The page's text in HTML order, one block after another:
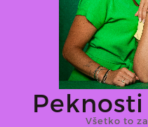
Všetko to